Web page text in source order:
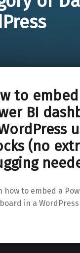
to
BI
(no
how to embed a
in a